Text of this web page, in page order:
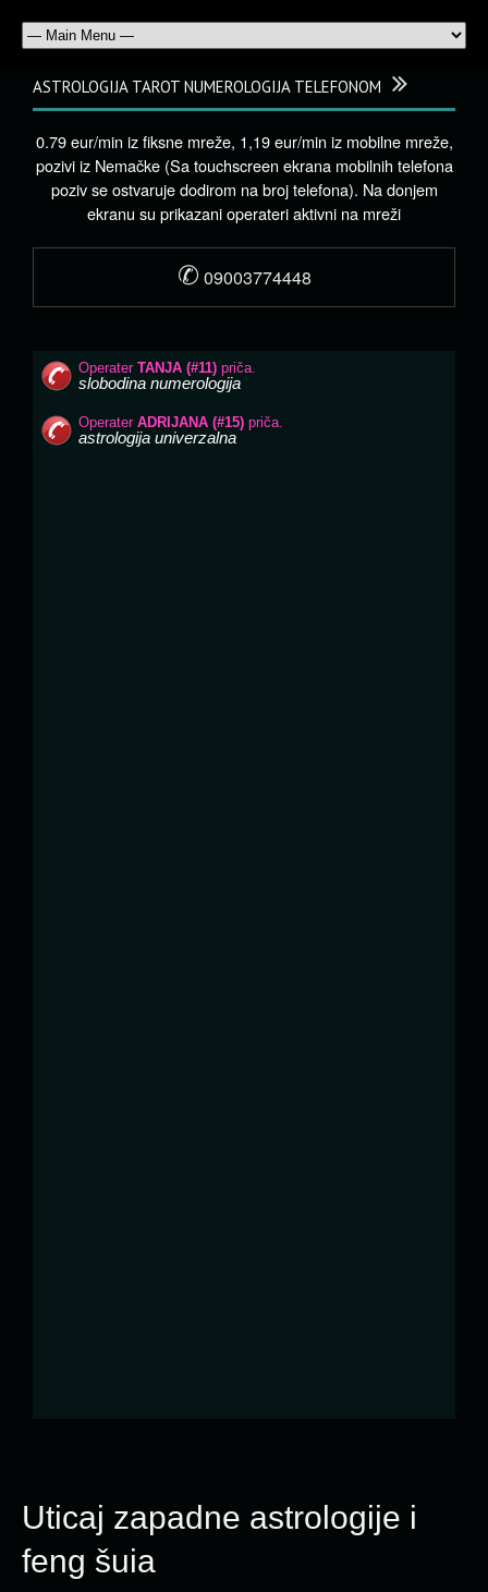
Uticaj zapadne astrologije i
feng šuia
ASTROLOGIJA TAROT NUMEROLOGIJA TELEFONOM
0.79 eur/min iz fiksne mreže, 1,19 eur/min iz mobilne mreže,
pozivi iz Nemačke (Sa touchscreen ekrana mobilnih telefona
poziv se ostvaruje dodirom na broj telefona). Na donjem
ekranu su prikazani operateri aktivni na mreži
✆ 09003774448